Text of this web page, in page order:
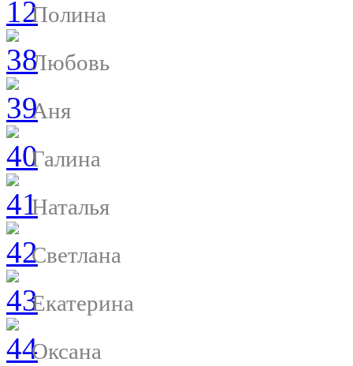
Полина
Любовь
Аня
Галина
Наталья
Светлана
Екатерина
Оксана